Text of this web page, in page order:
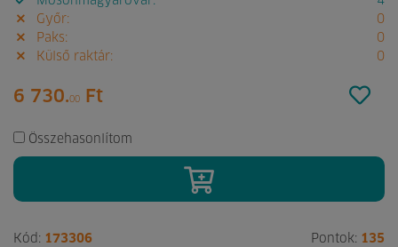
Győr:
0
Paks:
0
Külső raktár:
0
6 730.00 Ft
Összehasonlítom
Kód: 173306 Pontok: 135